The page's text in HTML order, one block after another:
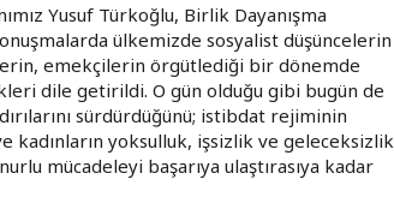
Yusuf Türkoğlu, Birlik Dayanışma
ülkemizde sosyalist düşüncelerin
emekçilerin örgütlediği bir dönemde
dile getirildi. O gün olduğu gibi bugün de
sürdürdüğünü; istibdat rejiminin
kadınların yoksulluk, işsizlik ve geleceksizlik
mücadeleyi başarıya ulaştırasıya kadar